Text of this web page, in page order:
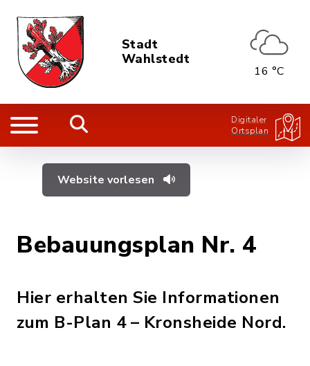
Stadt
Wahlstedt
16 °C
Digitaler
Ortsplan
Website vorlesen
Bebauungsplan Nr. 4
Hier erhalten Sie Informationen
zum B-Plan 4 – Kronsheide Nord.